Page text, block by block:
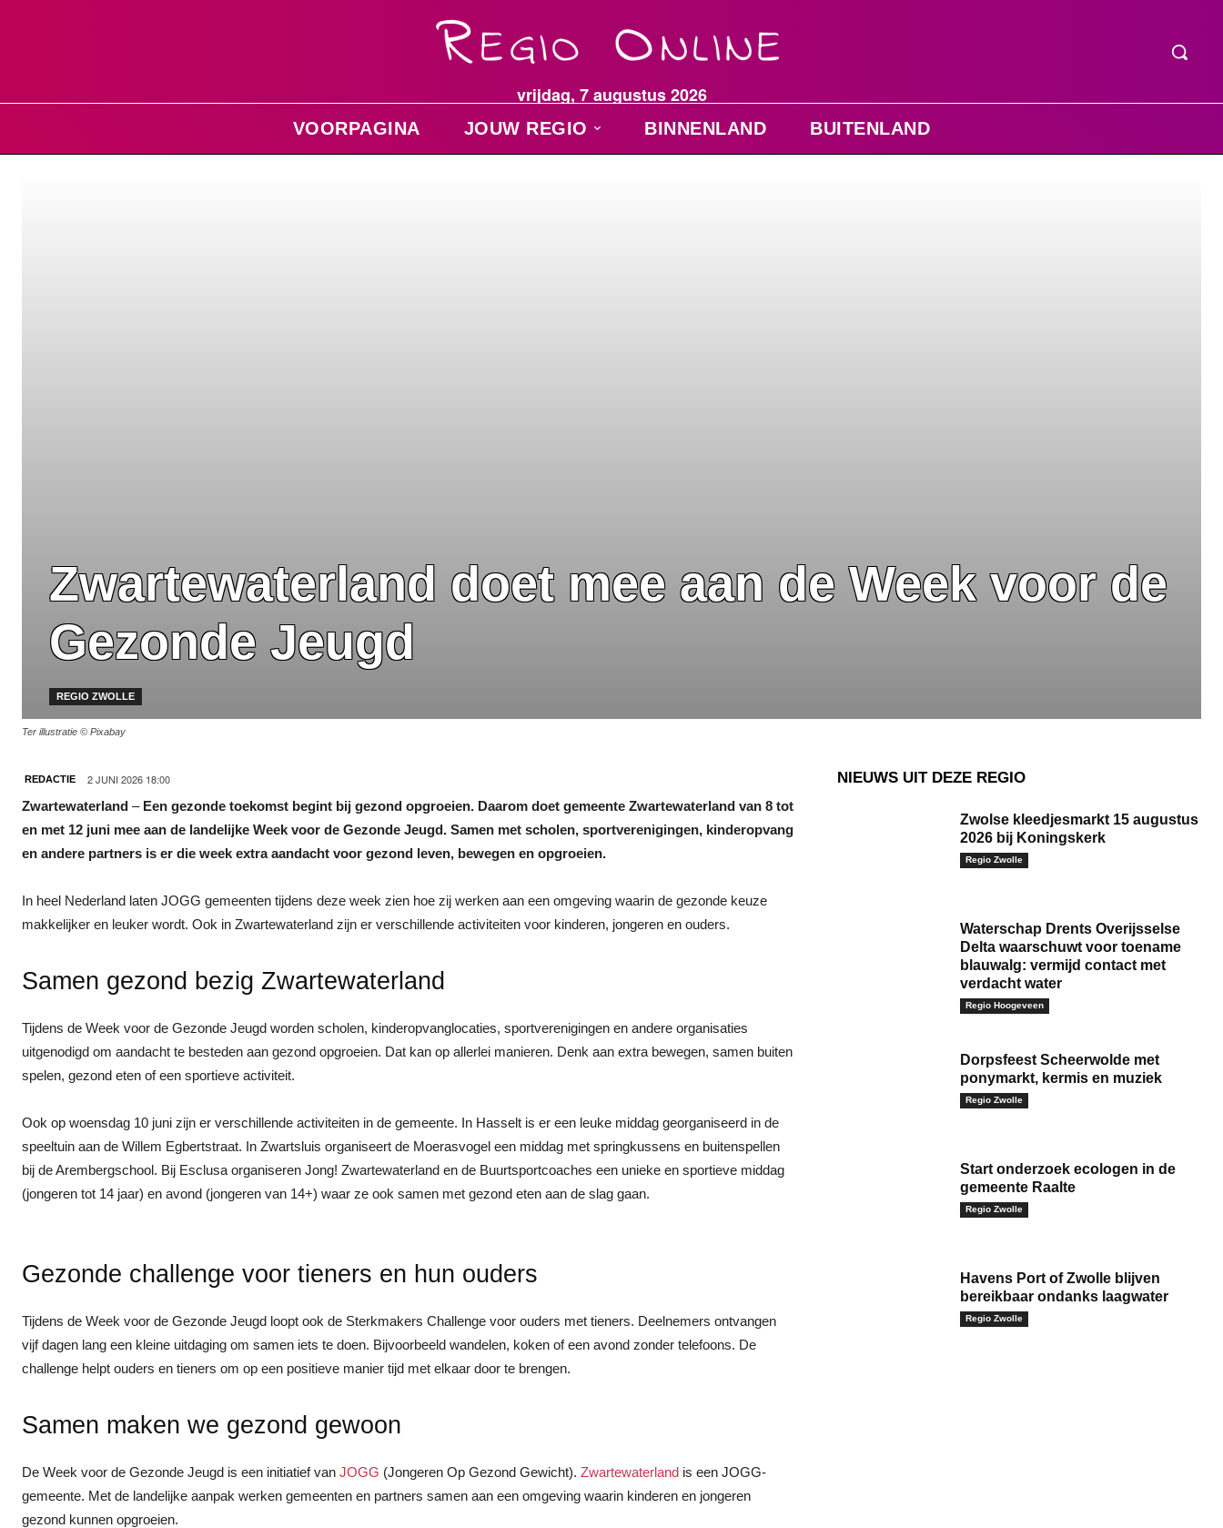
vrijdag, 7 augustus 2026
VOORPAGINA JOUW REGIO BINNENLAND BUITENLAND
Zwartewaterland doet mee aan de Week voor de
Gezonde Jeugd
REGIO ZWOLLE
Ter illustratie © Pixabay
REDACTIE 2 JUNI 2026 18:00
Zwartewaterland – Een gezonde toekomst begint bij gezond opgroeien. Daarom doet gemeente Zwartewaterland van 8 tot
en met 12 juni mee aan de landelijke Week voor de Gezonde Jeugd. Samen met scholen, sportverenigingen, kinderopvang
en andere partners is er die week extra aandacht voor gezond leven, bewegen en opgroeien.
In heel Nederland laten JOGG gemeenten tijdens deze week zien hoe zij werken aan een omgeving waarin de gezonde keuze
makkelijker en leuker wordt. Ook in Zwartewaterland zijn er verschillende activiteiten voor kinderen, jongeren en ouders.
Samen gezond bezig Zwartewaterland
Tijdens de Week voor de Gezonde Jeugd worden scholen, kinderopvanglocaties, sportverenigingen en andere organisaties
uitgenodigd om aandacht te besteden aan gezond opgroeien. Dat kan op allerlei manieren. Denk aan extra bewegen, samen buiten
spelen, gezond eten of een sportieve activiteit.
Ook op woensdag 10 juni zijn er verschillende activiteiten in de gemeente. In Hasselt is er een leuke middag georganiseerd in de
speeltuin aan de Willem Egbertstraat. In Zwartsluis organiseert de Moerasvogel een middag met springkussens en buitenspellen
bij de Arembergschool. Bij Esclusa organiseren Jong! Zwartewaterland en de Buurtsportcoaches een unieke en sportieve middag
(jongeren tot 14 jaar) en avond (jongeren van 14+) waar ze ook samen met gezond eten aan de slag gaan.
Gezonde challenge voor tieners en hun ouders
Tijdens de Week voor de Gezonde Jeugd loopt ook de Sterkmakers Challenge voor ouders met tieners. Deelnemers ontvangen
vijf dagen lang een kleine uitdaging om samen iets te doen. Bijvoorbeeld wandelen, koken of een avond zonder telefoons. De
challenge helpt ouders en tieners om op een positieve manier tijd met elkaar door te brengen.
Samen maken we gezond gewoon
De Week voor de Gezonde Jeugd is een initiatief van JOGG (Jongeren Op Gezond Gewicht). Zwartewaterland is een JOGG-
gemeente. Met de landelijke aanpak werken gemeenten en partners samen aan een omgeving waarin kinderen en jongeren
gezond kunnen opgroeien.
NIEUWS UIT DEZE REGIO
Zwolse kleedjesmarkt 15 augustus
2026 bij Koningskerk
Regio Zwolle
Waterschap Drents Overijsselse
Delta waarschuwt voor toename
blauwalg: vermijd contact met
verdacht water
Regio Hoogeveen
Dorpsfeest Scheerwolde met
ponymarkt, kermis en muziek
Regio Zwolle
Start onderzoek ecologen in de
gemeente Raalte
Regio Zwolle
Havens Port of Zwolle blijven
bereikbaar ondanks laagwater
Regio Zwolle